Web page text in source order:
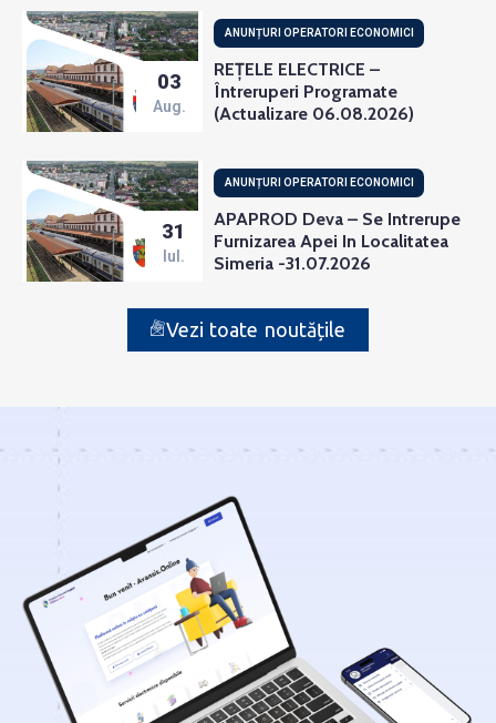
03
Aug.
ANUNȚURI OPERATORI ECONOMICI
REȚELE ELECTRICE –
Întreruperi Programate
(actualizare 06.08.2026)
31
Iul.
ANUNȚURI OPERATORI ECONOMICI
APAPROD Deva – Se Intrerupe
Furnizarea Apei In Localitatea
Simeria -31.07.2026
Vezi toate noutățile